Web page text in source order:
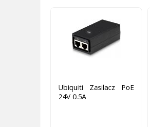
Ubiquiti Zasilacz PoE
24V 0.5A